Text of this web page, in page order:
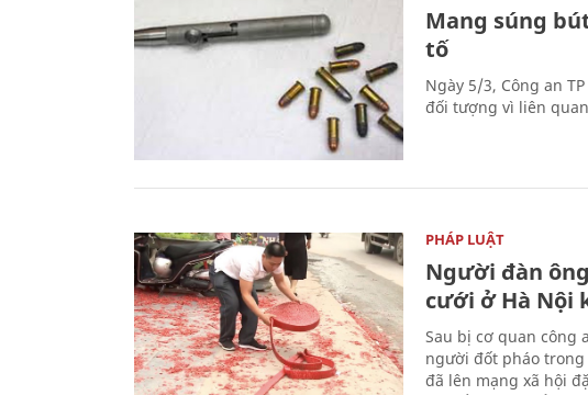
Mang súng
tố
Ngày 5/3, Công an
đối tượng vì liên
PHÁP LUẬT
Người đàn
cưới ở Hà Nội
Sau bị cơ quan công
người đốt pháo trong
đã lên mạng xã hội